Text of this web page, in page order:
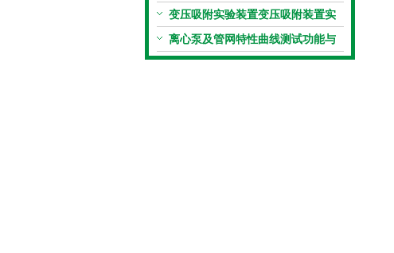
训目的及技术参数
变压吸附实验装置变压吸附装置实
验目的
离心泵及管网特性曲线测试功能与
操作